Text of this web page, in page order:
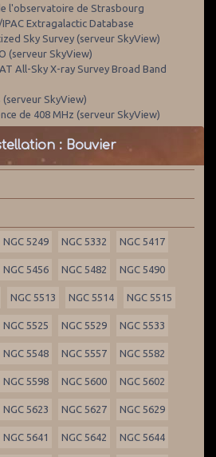
l'observatoire de Strasbourg
Extragalactic Database
Sky Survey (serveur SkyView)
(serveur SkyView)
All-Sky X-ray Survey Broad Band
(serveur SkyView)
de 408 MHz (serveur SkyView)
: Bouvier
NGC 5249 NGC 5332 NGC 5417
NGC 5456 NGC 5482 NGC 5490
NGC 5513 NGC 5514 NGC 5515
NGC 5525 NGC 5529 NGC 5533
NGC 5548 NGC 5557 NGC 5582
NGC 5598 NGC 5600 NGC 5602
NGC 5623 NGC 5627 NGC 5629
NGC 5641 NGC 5642 NGC 5644